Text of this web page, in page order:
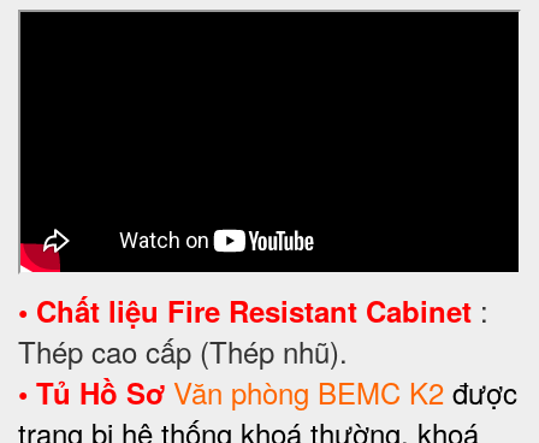
• Chất liệu Fire Resistant Cabinet :
Thép cao cấp (Thép nhũ).
• Tủ Hồ Sơ Văn phòng BEMC K2 được
trang bị hệ thống khoá thường, khoá